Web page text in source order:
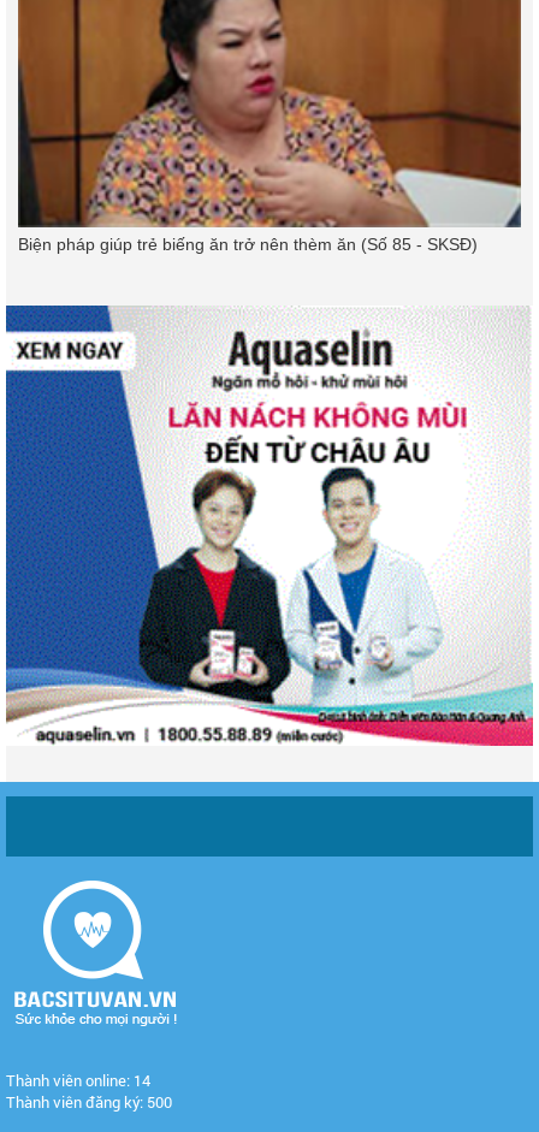
Biện pháp giúp trẻ biếng ăn trở nên thèm ăn (Số 85 - SKSĐ)
Thành viên online: 14
Thành viên đăng ký: 500